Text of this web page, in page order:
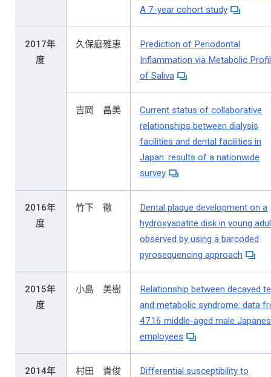
A 7-year cohort study
2017年
度
久保庭雅恵
Prediction of Periodontal
Inflammation via Metabolic
of Saliva
吉岡 昌美
Current status of collaborative
relationships between dialysis
facilities and dental facilities in
Japan: results of a nationwide
survey
2016年
度
竹下 徹
Dental plaque development on a
hydroxyapatite disk in young
observed by using a barcoded
pyrosequencing approach
2015年
度
小島 美樹
Relationship between decayed
and metabolic syndrome: data
4716 middle-aged male
employees
2014年
村田 貴俊
Differential susceptibility to